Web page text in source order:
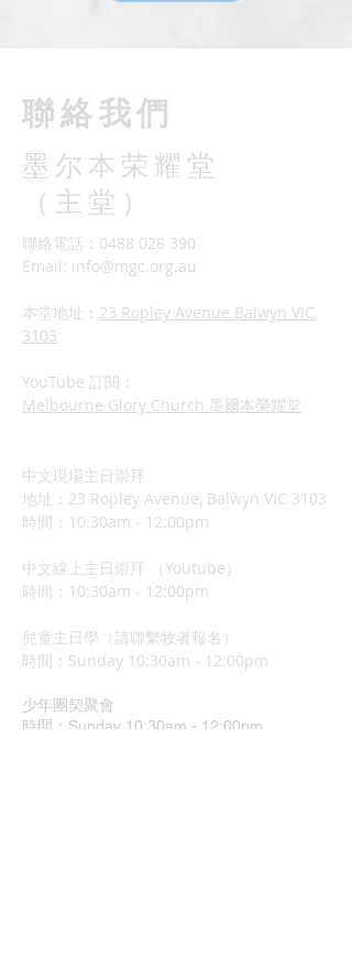
​聯絡我們
墨尔本荣耀堂
（主堂）
聯絡電話：0488 028 390
Email: info@mgc.org.au
本堂地址： 23 Ropley Avenue Balwyn VIC
3103
YouTube 訂閱：
Melbourne Glory Church 墨爾本榮耀堂
中文現場主日崇拜
地址：23 Ropley Avenue, Balwyn VIC 3103
時間：10:30am - 12:00pm
中文線上主日崇拜 （Youtube）
時間：10:30am - 12:00pm
兒童主日學（請聯繫牧者報名）
​時間：Sunday 10:30am - 12:00pm
少年團契聚會
時間：Sunday 10:30am - 12:00pm